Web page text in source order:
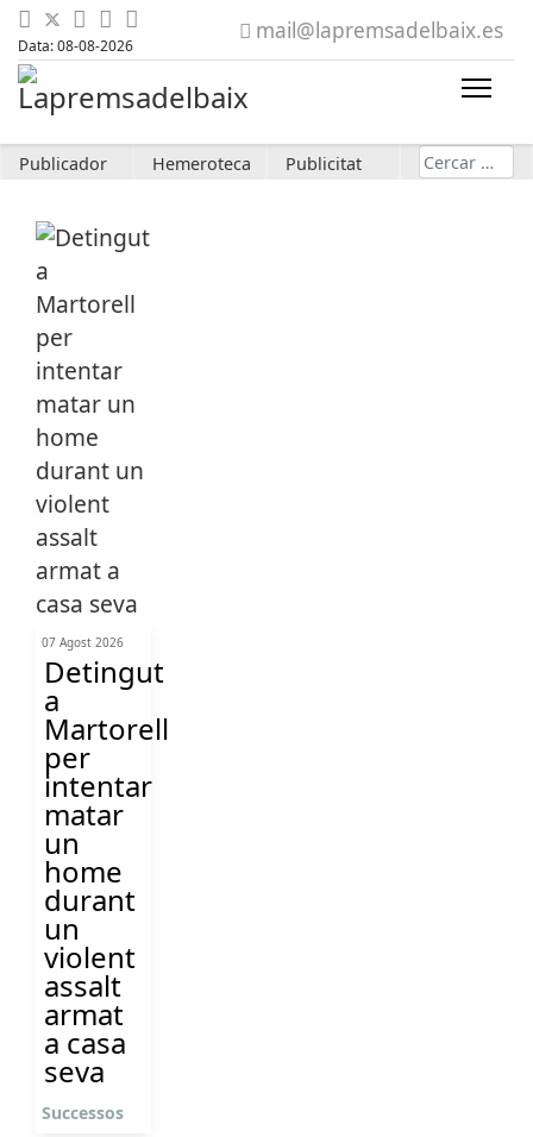
Data: 08-08-2026
mail@lapremsadelbaix.es
Publicador Hemeroteca Publicitat Cerca
07 Agost 2026
Detingut
a
Martorell
per
intentar
matar
un
home
durant
un
violent
assalt
armat
a casa
seva
Successos